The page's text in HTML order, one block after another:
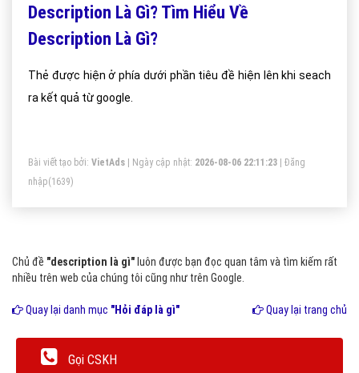
Description Là Gì? Tìm Hiểu Về
Description Là Gì?
Thẻ được hiện ở phía dưới phần tiêu đề hiện lên khi seach
ra kết quả từ google.
Bài viết tạo bởi: VietAds | Ngày cập nhật: 2026-08-06 22:11:23
Đăng
nhập(1639)
Chủ đề "description là gì" luôn được bạn đọc quan tâm và tìm kiếm rất
nhiều trên web của chúng tôi cũng như trên Google.
Quay lại danh mục "Hỏi đáp là gì" Quay lại trang chủ
Gọi CSKH